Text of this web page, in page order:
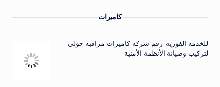
كاميرات
للخدمة الفورية: رقم شركة كاميرات مراقبة حولي
لتركيب وصيانة الأنظمة الأمنية